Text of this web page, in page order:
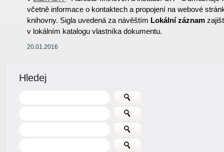
včetně informace o kontaktech a propojení na webové
knihovny. Sigla uvedená za návěštím Lokální záznam
v lokálním katalogu vlastníka dokumentu.
20.01.2016
Hledej